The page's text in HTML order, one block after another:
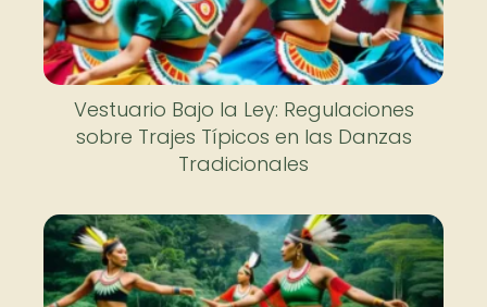
Vestuario Bajo la Ley: Regulaciones
sobre Trajes Típicos en las Danzas
Tradicionales